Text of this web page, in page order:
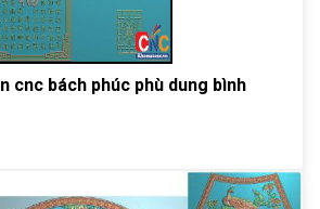
cnc bách phúc phù dung bình